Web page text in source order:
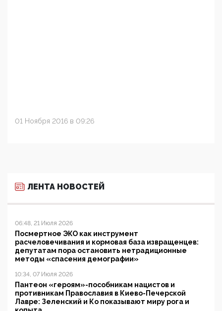
01 Ноября 2016 в 09:26
ЛЕНТА НОВОСТЕЙ
06:48, 21 Июля 2026
Посмертное ЭКО как инструмент
расчеловечивания и кормовая база извращенцев:
депутатам пора остановить нетрадиционные
методы «спасения демографии»
10:34, 07 Июля 2026
Пантеон «героям»-пособникам нацистов и
противникам Православия в Киево-Печерской
Лавре: Зеленский и Ко показывают миру рога и